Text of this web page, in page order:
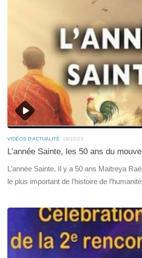
VIDÉOS D'ACTUALITÉ 18/10/23
L’année Sainte, les 50 ans du
L’année Sainte, Il y a 50 ans Maitreya
le plus important de l’histoire de